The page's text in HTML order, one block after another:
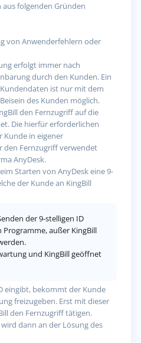
folgenden Gründen
von Anwenderfehlern oder
erfolgt immer nach
durch den Kunden. Ein
ist nur mit dem
des Kunden möglich.
den Fernzugriff auf die
Die hierfür erforderlichen
Kunde in eigener
den Fernzugriff verwendet
AnyDesk.
Starten von AnyDesk eine 9-
der Kunde an KingBill
der 9-stelligen ID
Programme, außer KingBill
und KingBill geöffnet
eingibt, bekommt der Kunde
freizugeben. Erst mit dieser
den Fernzugriff tätigen.
dann an der Lösung des